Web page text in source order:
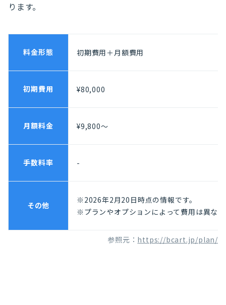
ります。
料金形態 初期費用＋月額費用
初期費用 ¥80,000
月額料金 ¥9,800〜
手数料率 -
その他
※2026年2月20日時点の情報です。
※プランやオプションによって費用は異な
参照元： https://bcart.jp/plan/